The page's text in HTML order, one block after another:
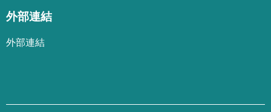
外部連結
外部連結